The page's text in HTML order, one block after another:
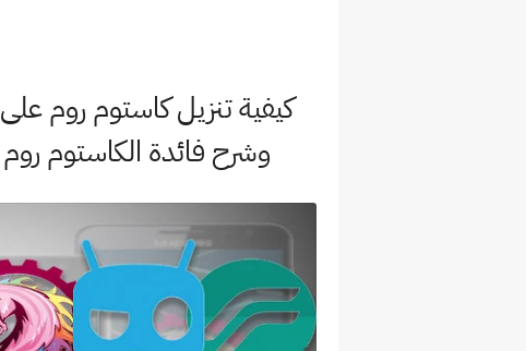
كيفية تنزيل كاستوم روم
وشرح فائدة الكاستوم